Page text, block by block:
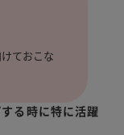
ておこな
る時に特に活躍